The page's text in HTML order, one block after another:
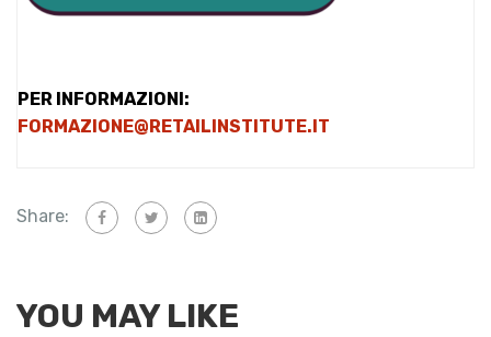
PER INFORMAZIONI:
FORMAZIONE@RETAILINSTITUTE.IT
Share:
YOU MAY LIKE